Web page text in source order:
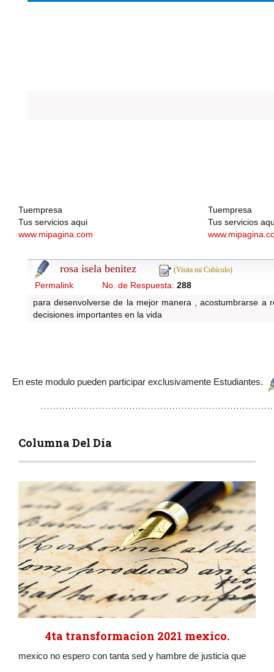
Tuempresa
Tus servicios aqui
www.mipagina.com
Tuempresa
Tus servicios
rosa isela benitez (Visita mi Cubículo)
Permalink No. de Respuesta: 288
para desenvolverse de la mejor manera , acostumbrarse
decisiones importantes en la vida
En este modulo pueden participar exclusivamente Estudiantes.
Columna Del Día
4ta transformacion 2021 mexico.
mexico no espero con tanta sed y hambre de justicia que